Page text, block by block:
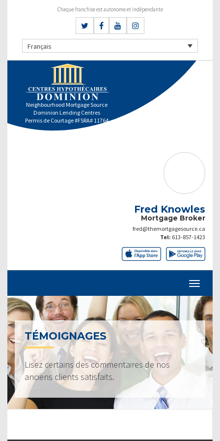
Chaque franchise est autonome et indépendante
Français
Neighbourhood Mortgage Source
Dominion Lending Centres
Permis de Courtage #FSRA# 11764
Fred Knowles
Mortgage Broker
fred@themortgagesource.ca
Tel: 613-857-1423
TÉMOIGNAGES
Lisez certains des commentaires de nos
anciens clients satisfaits.